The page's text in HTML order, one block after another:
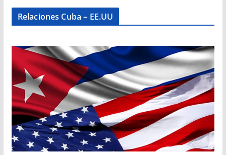
Relaciones Cuba – EE.UU